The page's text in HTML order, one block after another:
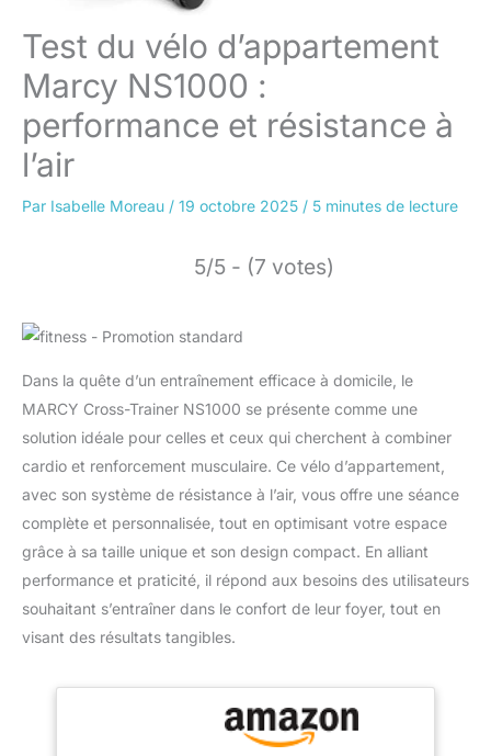
Test du vélo d’appartement
Marcy NS1000 :
performance et résistance à
l’air
Par Isabelle Moreau / 19 octobre 2025 / 5 minutes de lecture
5/5 - (7 votes)
Dans la quête d’un entraînement efficace à domicile, le
MARCY Cross-Trainer NS1000 se présente comme une
solution idéale pour celles et ceux qui cherchent à combiner
cardio et renforcement musculaire. Ce vélo d’appartement,
avec son système de résistance à l’air, vous offre une séance
complète et personnalisée, tout en optimisant votre espace
grâce à sa taille unique et son design compact. En alliant
performance et praticité, il répond aux besoins des utilisateurs
souhaitant s’entraîner dans le confort de leur foyer, tout en
visant des résultats tangibles.